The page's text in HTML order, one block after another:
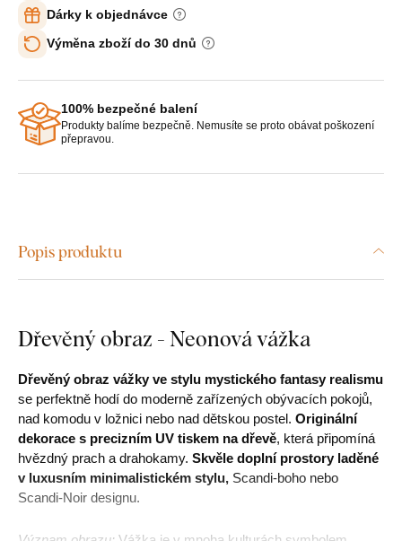
Dárky k objednávce
Výměna zboží do 30 dnů
100% bezpečné balení
Produkty balíme bezpečně. Nemusíte se proto obávat poškození
přepravou.
Popis produktu
Dřevěný obraz - Neonová vážka
Dřevěný obraz vážky ve stylu mystického fantasy realismu
se perfektně hodí do moderně zařízených obývacích pokojů,
nad komodu v ložnici nebo nad dětskou postel. Originální
dekorace s precizním UV tiskem na dřevě, která připomíná
hvězdný prach a drahokamy. Skvěle doplní prostory laděné
v luxusním minimalistickém stylu, Scandi-boho nebo
Scandi-Noir designu.